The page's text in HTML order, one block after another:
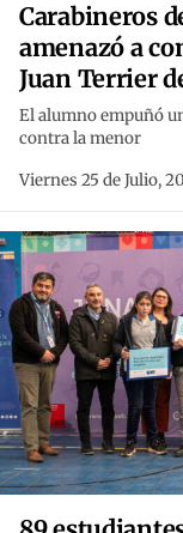
Carabineros
amenazó a
Juan Terrier
El alumno empuñó
contra la menor
Viernes 25 de Julio,